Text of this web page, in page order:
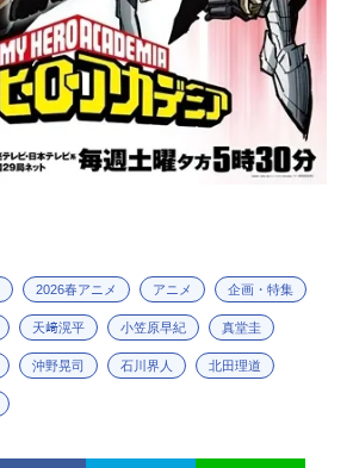
2026春アニメ アニメ 企画・特集
天﨑滉平 小笠原早紀 真堂圭
沖野晃司 石川界人 北田理道